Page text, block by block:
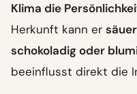
Klima die
Herkunft kann er
schokoladig oder
beeinflusst direkt die